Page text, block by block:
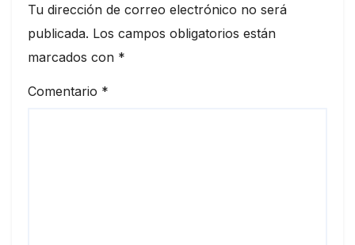
Tu dirección de correo electrónico no será
publicada. Los campos obligatorios están
marcados con *
Comentario *